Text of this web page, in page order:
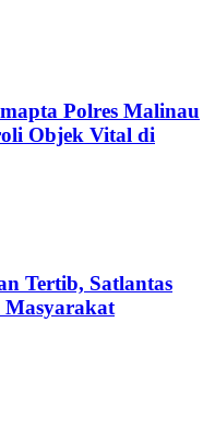
Polres Malinau
Objek Vital di
Tertib, Satlantas